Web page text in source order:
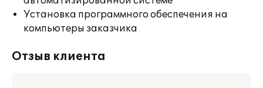
Установка программного обеспечения на
компьютеры заказчика
Отзыв клиента